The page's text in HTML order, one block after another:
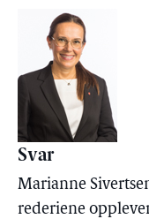
Svar
Marianne
rederiene